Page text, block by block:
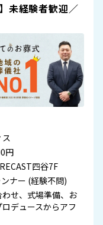
未経験者歓迎／
円
四谷7F
ナー (経験不問)
せ、式場準備、お
デュースからアフ